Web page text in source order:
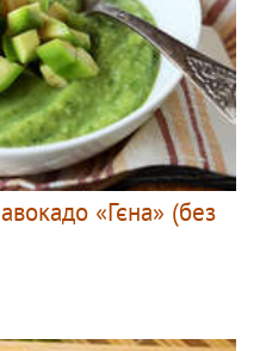
«Гєна» (без